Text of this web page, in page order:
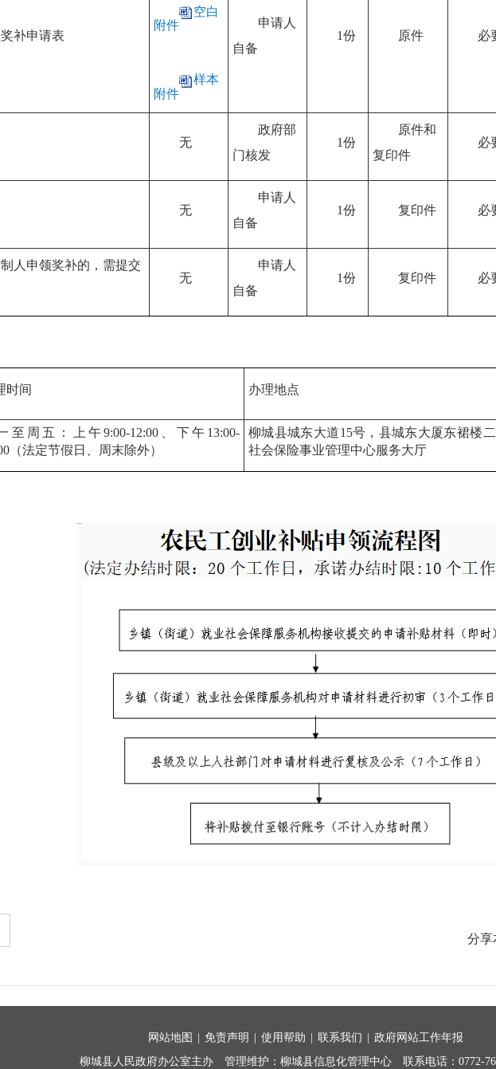
补申请表
空白
附件
样本
附件
申请人
自备
1份 原件 必
无
政府部
门核发
1份
原件和
复印件
必
无
申请人
自备
1份 复印件 必
人申领奖补的，需提交
无
申请人
自备
1份 复印件 必
时间 办理地点
至周五：上午9:00-12:00、下午13:00-
（法定节假日、周末除外）
柳城县城东大道15号，县城东大厦东裙楼
社会保险事业管理中心服务大厅
分享
网站地图 免责声明 使用帮助 联系我们
政府网站工作年报
柳城县人民政府办公室主办
管理维护：柳城县信息化管理中心 联系电话：0772-